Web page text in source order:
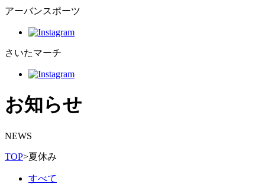
アーバンスポーツ
さいたマーチ
お知らせ
NEWS
TOP>夏休み
すべて